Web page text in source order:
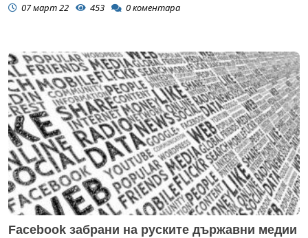
07 март 22 453 0коментара
Facebook забрани на руските държавни медии